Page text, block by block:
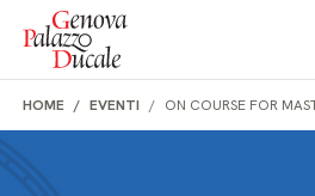
Skip to main content
HOME EVENTI ON COURSE FOR